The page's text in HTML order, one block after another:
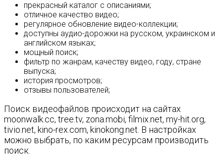
прекрасный каталог с описаниями;
отличное качество видео;
регулярное обновление видео-коллекции;
доступны аудио-дорожки на русском, украинском и
английском языках;
мощный поиск;
фильтр по жанрам, качеству видео, году, стране
выпуска;
история просмотров;
отзывы пользователей;
Поиск видеофайлов происходит на сайтах
moonwalk.cc, tree.tv, zona.mobi, filmix.net, my-hit.org,
tivio.net, kino-rex.com, kinokong.net. В настройках
можно выбрать, по каким ресурсам производить
поиск.